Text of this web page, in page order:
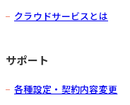
クラウドサービスとは
サポート
各種設定・契約内容変更